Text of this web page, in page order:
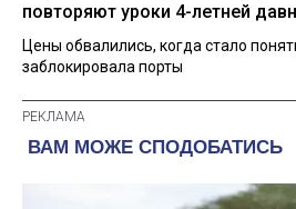
повторяют уроки 4-летней
Цены обвалились, когда стало
заблокировала порты